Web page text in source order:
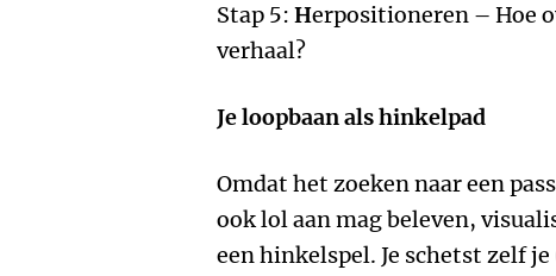
Stap 5: Herpositioneren – Hoe
verhaal?
Je loopbaan als hinkelpad
Omdat het zoeken naar een
ook lol aan mag beleven,
een hinkelspel. Je schetst zelf